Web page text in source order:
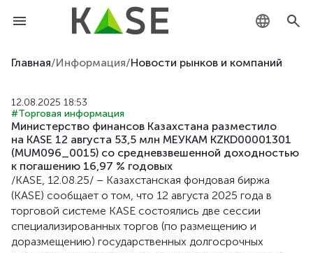
KZ
EN
Главная/Информация/Новости рынков и компаний
12.08.2025 18:53
#Торговая информация
Министерство финансов Казахстана разместило
на KASE 12 августа 53,5 млн МЕУКАМ KZKD00001301
(MUM096_0015) со средневзвешенной доходностью
к погашению 16,97 % годовых
/KASE, 12.08.25/ – Казахстанская фондовая биржа
(KASE) сообщает о том, что 12 августа 2025 года в
торговой системе KASE состоялись две сессии
специализированных торгов (по размещению и
доразмещению) государственных долгосрочных